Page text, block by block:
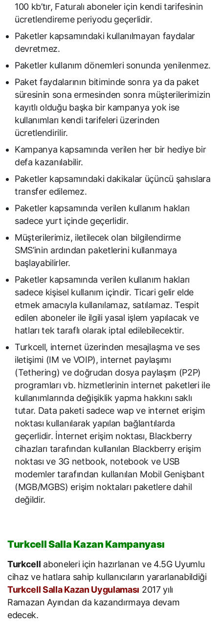
100 kb’tır, Faturalı aboneler için kendi tarifesinin
ücretlendireme periyodu geçerlidir.
Paketler kapsamındaki kullanılmayan faydalar
devretmez.
Paketler kullanım dönemleri sonunda yenilenmez.
Paket faydalarının bitiminde sonra ya da paket
süresinin sona ermesinden sonra müşterilerimizin
kayıtlı olduğu başka bir kampanya yok ise
kullanımları kendi tarifeleri üzerinden
ücretlendirilir.
Kampanya kapsamında verilen her bir hediye bir
defa kazanılabilir.
Paketler kapsamındaki dakikalar üçüncü şahıslara
transfer edilemez.
Paketler kapsamında verilen kullanım hakları
sadece yurt içinde geçerlidir.
Müşterilerimiz, iletilecek olan bilgilendirme
SMS’inin ardından paketlerini kullanmaya
başlayabilirler.
Paketler kapsamında verilen kullanım hakları
sadece kişisel kullanım içindir. Ticari gelir elde
etmek amacıyla kullanılamaz, satılamaz. Tespit
edilen aboneler ile ilgili yasal işlem yapılacak ve
hatları tek taraflı olarak iptal edilebilecektir.
Turkcell, internet üzerinden mesajlaşma ve ses
iletişimi (IM ve VOIP), internet paylaşımı
(Tethering) ve doğrudan dosya paylaşım (P2P)
programları vb. hizmetlerinin internet paketleri ile
kullanımlarında değişiklik yapma hakkını saklı
tutar. Data paketi sadece wap ve internet erişim
noktası kullanılarak yapılan bağlantılarda
geçerlidir. İnternet erişim noktası, Blackberry
cihazları tarafından kullanılan Blackberry erişim
noktası ve 3G netbook, notebook ve USB
modemler tarafından kullanılan Mobil Genişbant
(MGB/MGBS) erişim noktaları paketlere dahil
değildir.
Turkcell Salla Kazan Kampanyası
Turkcell aboneleri için hazırlanan ve 4.5G Uyumlu
cihaz ve hatlara sahip kullanıcıların yararlanabildiği
Turkcell Salla Kazan Uygulaması 2017 yılı
Ramazan Ayından da kazandırmaya devam
edecek.